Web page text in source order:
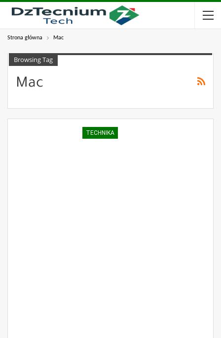
Strona główna Mac
Browsing Tag
Mac
TECHNIKA